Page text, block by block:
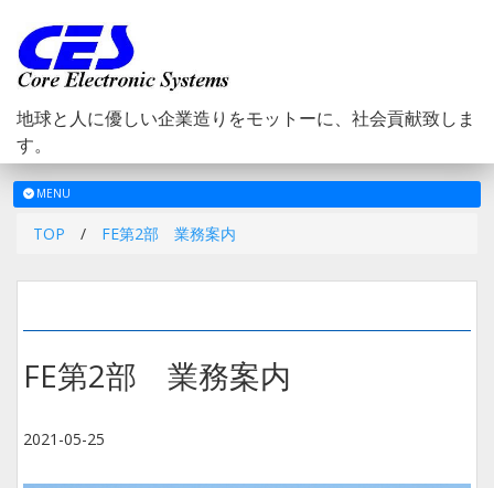
地球と人に優しい企業造りをモットーに、社会貢献致しま
す。
メ
ニ
MENU
TOP / FE第2部 業務案内
FE第2部 業務案内
2021-05-25